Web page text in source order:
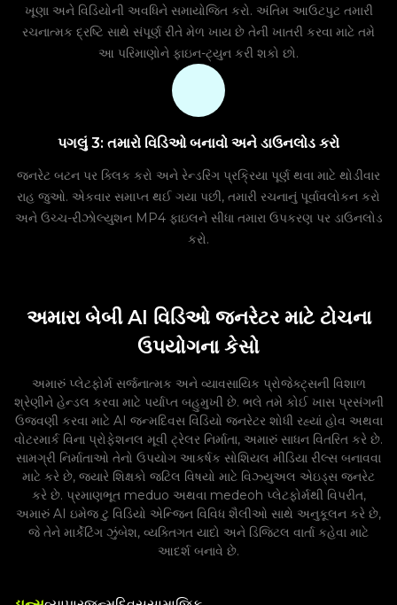
ખૂણા અને વિડિયોની અવધિને સમાયોજિત કરો. અંતિમ આઉટપુટ તમારી
રચનાત્મક દ્રષ્ટિ સાથે સંપૂર્ણ રીતે મેળ ખાય છે તેની ખાતરી કરવા માટે તમે
આ પરિમાણોને ફાઇન-ટ્યુન કરી શકો છો.
પગલું 3: તમારો વિડિઓ બનાવો અને ડાઉનલોડ કરો
જનરેટ બટન પર ક્લિક કરો અને રેન્ડરિંગ પ્રક્રિયા પૂર્ણ થવા માટે થોડીવાર
રાહ જુઓ. એકવાર સમાપ્ત થઈ ગયા પછી, તમારી રચનાનું પૂર્વાવલોકન કરો
અને ઉચ્ચ-રીઝોલ્યુશન MP4 ફાઇલને સીધા તમારા ઉપકરણ પર ડાઉનલોડ
કરો.
અમારા બેબી AI વિડિઓ જનરેટર માટે ટોચના
ઉપયોગના કેસો
અમારું પ્લેટફોર્મ સર્જનાત્મક અને વ્યાવસાયિક પ્રોજેક્ટ્સની વિશાળ
શ્રેણીને હેન્ડલ કરવા માટે પર્યાપ્ત બહુમુખી છે. ભલે તમે કોઈ ખાસ પ્રસંગની
ઉજવણી કરવા માટે AI જન્મદિવસ વિડિયો જનરેટર શોધી રહ્યાં હોવ અથવા
વોટરમાર્ક વિના પ્રોફેશનલ મૂવી ટ્રેલર નિર્માતા, અમારું સાધન વિતરિત કરે છે.
સામગ્રી નિર્માતાઓ તેનો ઉપયોગ આકર્ષક સોશિયલ મીડિયા રીલ્સ બનાવવા
માટે કરે છે, જ્યારે શિક્ષકો જટિલ વિષયો માટે વિઝ્યુઅલ એઇડ્સ જનરેટ
કરે છે. પ્રમાણભૂત meduo અથવા medeoh પ્લેટફોર્મથી વિપરીત,
અમારું AI ઇમેજ ટુ વિડિયો એન્જિન વિવિધ શૈલીઓ સાથે અનુકૂલન કરે છે,
જે તેને માર્કેટિંગ ઝુંબેશ, વ્યક્તિગત યાદો અને ડિજિટલ વાર્તા કહેવા માટે
આદર્શ બનાવે છે.